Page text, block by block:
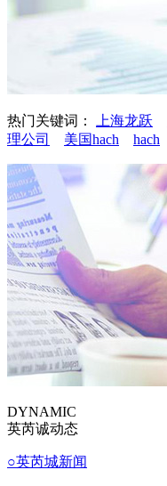
热门关键词： 上海龙跃
理公司
美国hach hach
DYNAMIC
英芮诚动态
○英芮城新闻